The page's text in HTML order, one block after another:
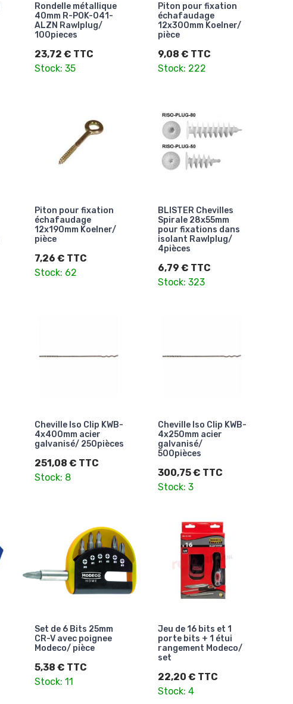
Rondelle métallique
40mm R-POK-041-
ALZN Rawlplug/
100pieces
23,72 € TTC
Stock: 35
Piton pour fixation
échafaudage
12x300mm Koelner/
pièce
9,08 € TTC
Stock: 222
Piton pour fixation
échafaudage
12x190mm Koelner/
pièce
7,26 € TTC
Stock: 62
BLISTER Chevilles
Spirale 28x55mm
pour fixations dans
isolant Rawlplug/
4pièces
6,79 € TTC
Stock: 323
Cheville Iso Clip KWB-
4x400mm acier
galvanisé/ 250pièces
251,08 € TTC
Stock: 8
Cheville Iso Clip KWB-
4x250mm acier
galvanisé/
500pièces
300,75 € TTC
Stock: 3
Set de 6 Bits 25mm
CR-V avec poignee
Modeco/ pièce
5,38 € TTC
Stock: 11
Jeu de 16 bits et 1
porte bits + 1 étui
rangement Modeco/
set
22,20 € TTC
Stock: 4